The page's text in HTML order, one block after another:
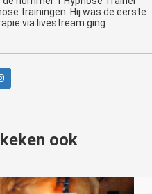
trainingen. Hij was de eerste
via livestream ging
ook